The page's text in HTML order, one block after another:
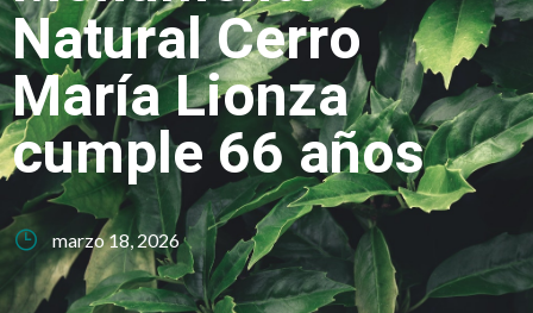
Natural Cerro
María Lionza
cumple 66 años
marzo 18, 2026